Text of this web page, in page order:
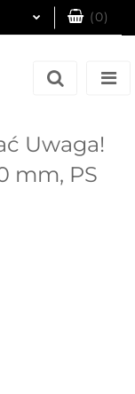
(0)
Uwaga!
mm, PS